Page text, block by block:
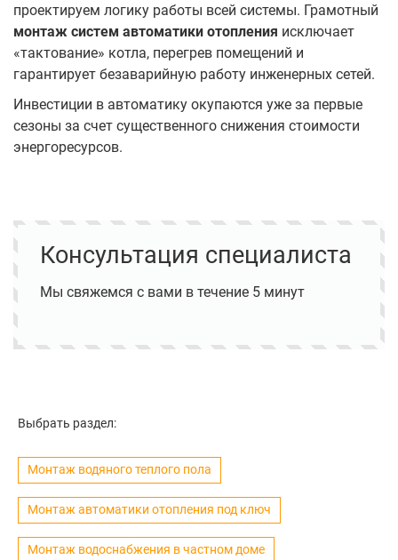
проектируем логику работы всей системы. Грамотный
монтаж систем автоматики отопления исключает
«тактование» котла, перегрев помещений и
гарантирует безаварийную работу инженерных сетей.
Инвестиции в автоматику окупаются уже за первые
сезоны за счет существенного снижения стоимости
энергоресурсов.
Консультация специалиста
Мы свяжемся с вами в течение 5 минут
Выбрать раздел:
Монтаж водяного теплого пола
Монтаж автоматики отопления под ключ
Монтаж водоснабжения в частном доме